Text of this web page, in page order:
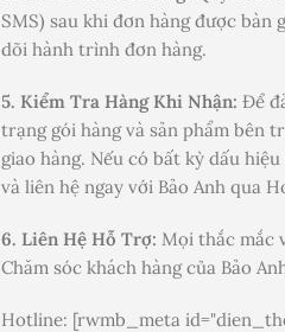
SMS) sau khi đơn hàng được
dõi hành trình đơn hàng.
5. Kiểm Tra Hàng Khi Nhận: Để
trạng gói hàng và sản phẩm bên
giao hàng. Nếu có bất kỳ dấu
và liên hệ ngay với Bảo Anh qua
6. Liên Hệ Hỗ Trợ: Mọi thắc mắc
Chăm sóc khách hàng của Bảo
Hotline: [rwmb_meta